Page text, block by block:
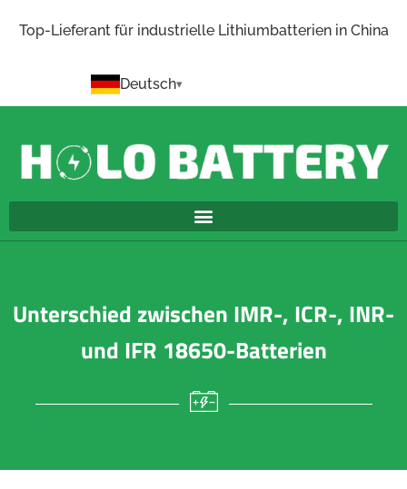
Top-Lieferant für industrielle Lithiumbatterien in China
Deutsch
Unterschied zwischen IMR-, ICR-, INR-
und IFR 18650-Batterien